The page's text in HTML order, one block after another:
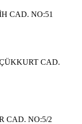
CAD. NO:51
CAD.
CAD. NO:5/2